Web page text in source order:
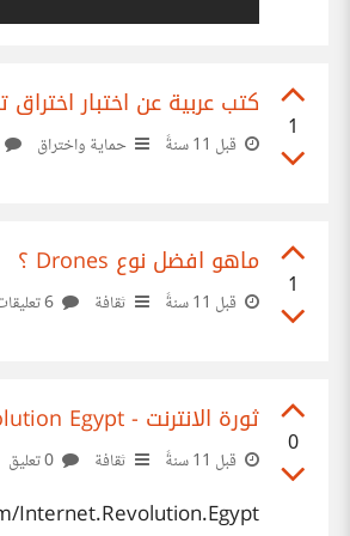
1
كتب عربية عن اختبار
قبل 11 سنةً حماية واختراق
1
ماهو افضل نوع Drones ؟
قبل 11 سنةً ثقافة
0
ثورة الانترنت - Internet Revolution Egypt
قبل 11 سنةً ثقافة
Internet.Revolution.Egypt